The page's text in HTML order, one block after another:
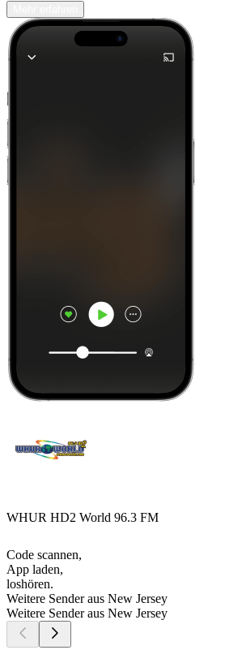
WHUR HD2 World 96.3 FM
Code scannen,
App laden,
loshören.
Weitere Sender aus New Jersey
Weitere Sender aus New Jersey